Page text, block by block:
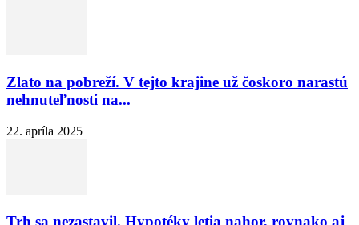
Zlato na pobreží. V tejto krajine už čoskoro narastú
nehnuteľnosti na...
22. apríla 2025
Trh sa nezastavil. Hypotéky letia nahor, rovnako aj